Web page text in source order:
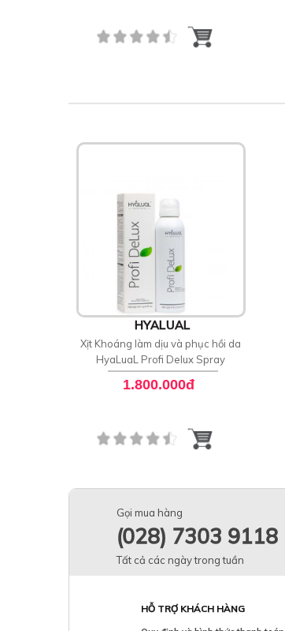
HYALUAL
Xịt Khoáng làm dịu và phục hồi da
HyaLuaL Profi Delux Spray
1.800.000đ
Gọi mua hàng
(028) 7303 9118
Tất cả các ngày trong tuần
HỖ TRỢ KHÁCH HÀNG